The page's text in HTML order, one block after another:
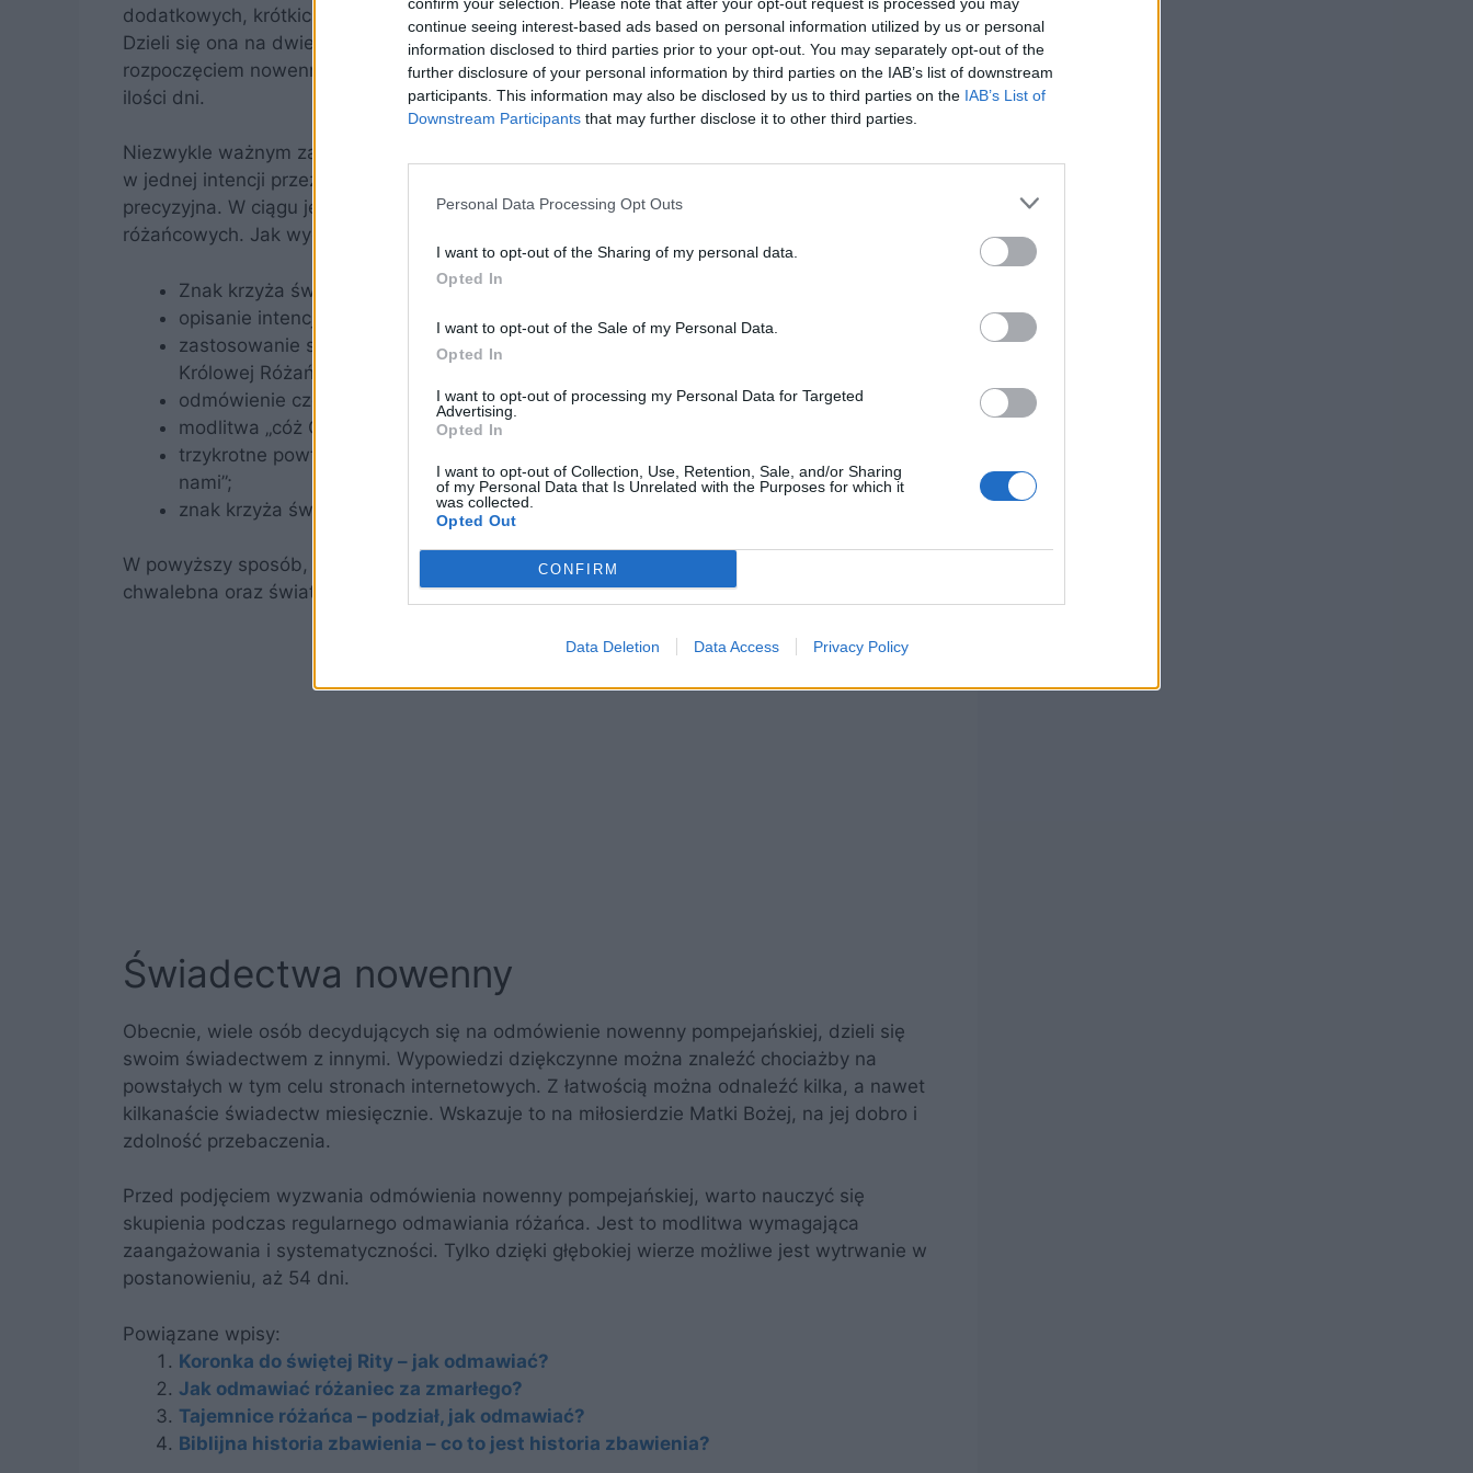
continue seeing interest-based ads based on personal information utilized by us or personal
information disclosed to third parties prior to your opt-out. You may separately opt-out of the
further disclosure of your personal information by third parties on the IAB’s list of downstream
participants. This information may also be disclosed by us to third parties on the IAB’s List of
Downstream Participants that may further disclose it to other third parties.
Personal Data Processing Opt Outs
I want to opt-out of the Sharing of my personal data.
Opted In
I want to opt-out of the Sale of my Personal Data.
Opted In
I want to opt-out of processing my Personal Data for Targeted
Advertising.
Opted In
I want to opt-out of Collection, Use, Retention, Sale, and/or Sharing
of my Personal Data that Is Unrelated with the Purposes for which it
was collected.
Opted Out
CONFIRM
Data Deletion Data Access Privacy Policy
dodatkowych, krótkich modlitwach. Jaki jest podstawowy podział nowenny pompejańskiej?
Dzieli się ona na dwie części. Pierwsza z nich jest błagalna, a druga dziękczynna. Przed
rozpoczęciem nowenny, warto zanotować sobie wszystkie terminy, aby nie zgubić się w
ilości dni.
Niezwykle ważnym założeniem jest to, że nowenna pompejańską powinna być odmawiana
w jednej intencji przez cały czas. Prośba o łaskę powinna też być możliwie jak najbardziej
precyzyjna. W ciągu jednej doby, niezbędne jest odmówienie każdej z tajemnic
różańcowych. Jak wygląda schemat codziennej modlitwy?
Znak krzyża świętego;
opisanie intencji;
zastosowanie sformułowania informującego o odmawianiu modlitwy na cześć
Królowej Różańca Świętego;
odmówienie części różańca;
modlitwa „cóż Ci dać mogę, o Królowo pełna miłości?”;
trzykrotne powtórzenie sformułowania „Królowo Różańca Świętego – módl się za
nami”;
znak krzyża świętego.
W powyższy sposób, powinna zostać odmówiona każda z części: radosna, bolesna,
chwalebna oraz światła.
Świadectwa nowenny
Obecnie, wiele osób decydujących się na odmówienie nowenny pompejańskiej, dzieli się
swoim świadectwem z innymi. Wypowiedzi dziękczynne można znaleźć chociażby na
powstałych w tym celu stronach internetowych. Z łatwością można odnaleźć kilka, a nawet
kilkanaście świadectw miesięcznie. Wskazuje to na miłosierdzie Matki Bożej, na jej dobro i
zdolność przebaczenia.
Przed podjęciem wyzwania odmówienia nowenny pompejańskiej, warto nauczyć się
skupienia podczas regularnego odmawiania różańca. Jest to modlitwa wymagająca
zaangażowania i systematyczności. Tylko dzięki głębokiej wierze możliwe jest wytrwanie w
postanowieniu, aż 54 dni.
Powiązane wpisy:
Koronka do świętej Rity – jak odmawiać?
Jak odmawiać różaniec za zmarłego?
Tajemnice różańca – podział, jak odmawiać?
Biblijna historia zbawienia – co to jest historia zbawienia?